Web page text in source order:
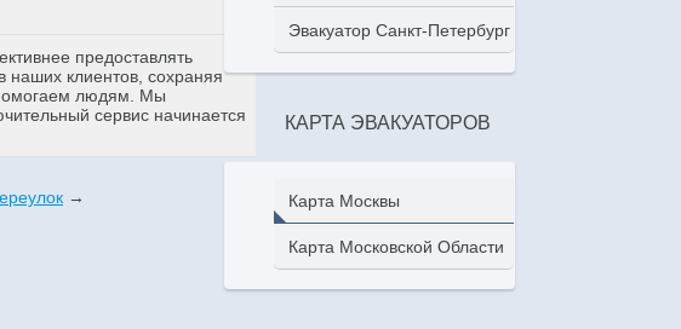
предоставлять
наших клиентов, сохраняя
людям. Мы
сервис начинается
→
Эвакуатор Санкт-Петербург
КАРТА ЭВАКУАТОРОВ
Карта Москвы
Карта Московской Области